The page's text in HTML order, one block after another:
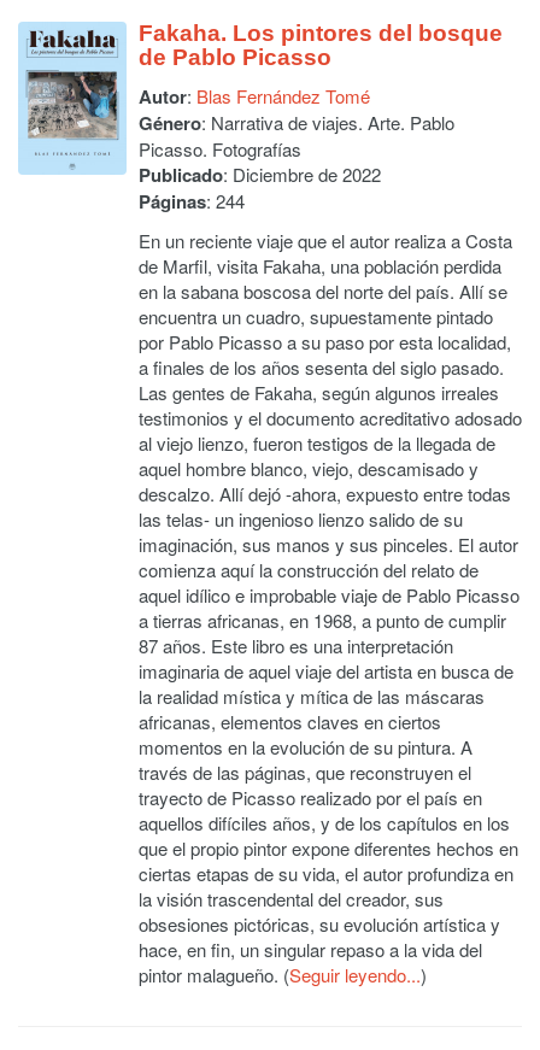
Fakaha. Los pintores del bosque
de Pablo Picasso
Autor: Blas Fernández Tomé
Género: Narrativa de viajes. Arte. Pablo
Picasso. Fotografías
Publicado: Diciembre de 2022
Páginas: 244
En un reciente viaje que el autor realiza a Costa
de Marfil, visita Fakaha, una población perdida
en la sabana boscosa del norte del país. Allí se
encuentra un cuadro, supuestamente pintado
por Pablo Picasso a su paso por esta localidad,
a finales de los años sesenta del siglo pasado.
Las gentes de Fakaha, según algunos irreales
testimonios y el documento acreditativo adosado
al viejo lienzo, fueron testigos de la llegada de
aquel hombre blanco, viejo, descamisado y
descalzo. Allí dejó -ahora, expuesto entre todas
las telas- un ingenioso lienzo salido de su
imaginación, sus manos y sus pinceles. El autor
comienza aquí la construcción del relato de
aquel idílico e improbable viaje de Pablo Picasso
a tierras africanas, en 1968, a punto de cumplir
87 años. Este libro es una interpretación
imaginaria de aquel viaje del artista en busca de
la realidad mística y mítica de las máscaras
africanas, elementos claves en ciertos
momentos en la evolución de su pintura. A
través de las páginas, que reconstruyen el
trayecto de Picasso realizado por el país en
aquellos difíciles años, y de los capítulos en los
que el propio pintor expone diferentes hechos en
ciertas etapas de su vida, el autor profundiza en
la visión trascendental del creador, sus
obsesiones pictóricas, su evolución artística y
hace, en fin, un singular repaso a la vida del
pintor malagueño. (Seguir leyendo...)